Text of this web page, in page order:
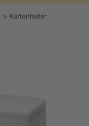
Kartenhalter